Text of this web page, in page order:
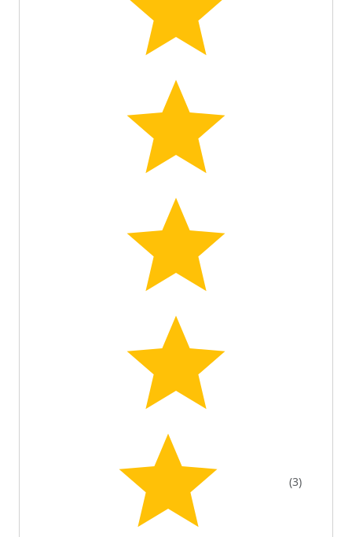
(3)